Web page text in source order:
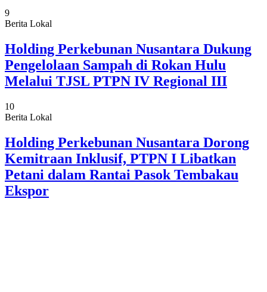
9
Berita Lokal
Holding Perkebunan Nusantara Dukung
Pengelolaan Sampah di Rokan Hulu
Melalui TJSL PTPN IV Regional III
10
Berita Lokal
Holding Perkebunan Nusantara Dorong
Kemitraan Inklusif, PTPN I Libatkan
Petani dalam Rantai Pasok Tembakau
Ekspor